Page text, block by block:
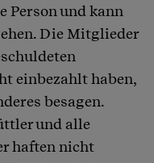
Person und kann
Die Mitglieder
einbezahlt haben,
besagen.
und alle
haften nicht